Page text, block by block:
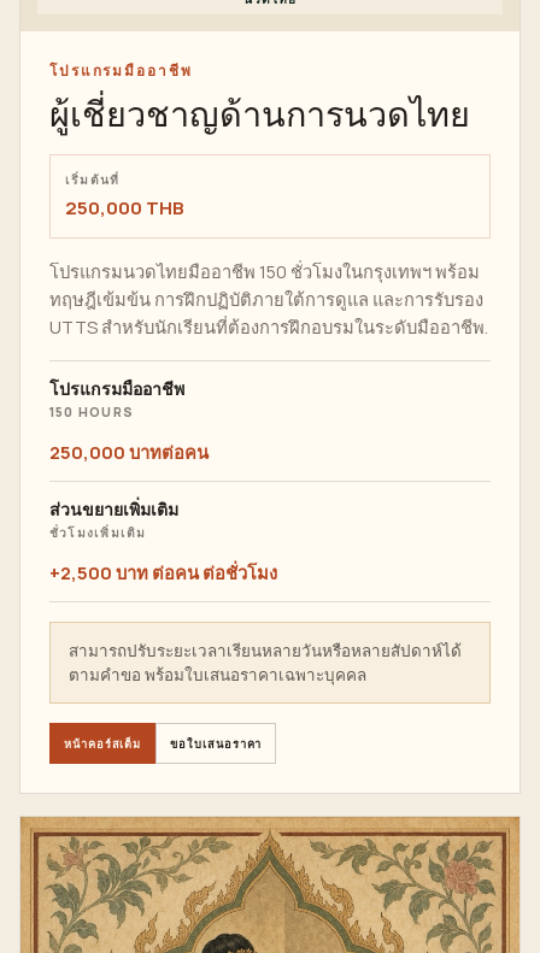
โปรแกรมมืออาชีพ
ผู้เชี่ยวชาญด้านการนวดไทย
เริ่มต้นที่
250,000 THB
โปรแกรมนวดไทยมืออาชีพ 150 ชั่วโมงในกรุงเทพฯ พร้อม
ทฤษฎีเข้มข้น การฝึกปฏิบัติภายใต้การดูแล และการรับรอง
UTTS สำหรับนักเรียนที่ต้องการฝึกอบรมในระดับมืออาชีพ.
โปรแกรมมืออาชีพ
150 HOURS
250,000 บาทต่อคน
ส่วนขยายเพิ่มเติม
ชั่วโมงเพิ่มเติม
+2,500 บาท ต่อคน ต่อชั่วโมง
สามารถปรับระยะเวลาเรียนหลายวันหรือหลายสัปดาห์ได้
ตามคำขอ พร้อมใบเสนอราคาเฉพาะบุคคล
หน้าคอร์สเต็ม ขอใบเสนอราคา